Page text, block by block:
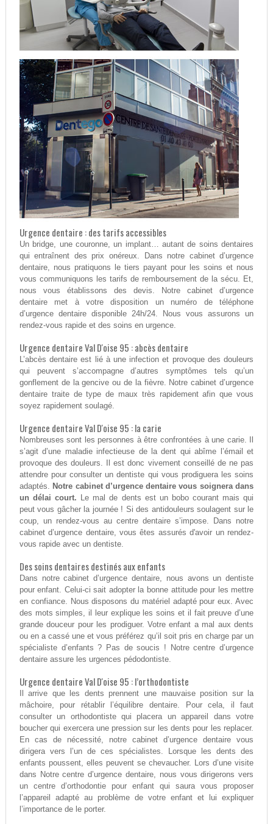
Urgence dentaire : des tarifs accessibles
Un bridge, une couronne, un implant… autant de soins dentaires
qui entraînent des prix onéreux. Dans notre cabinet d’urgence
dentaire, nous pratiquons le tiers payant pour les soins et nous
vous communiquons les tarifs de remboursement de la sécu. Et,
nous vous établissons des devis. Notre cabinet d’urgence
dentaire met à votre disposition un numéro de téléphone
d’urgence dentaire disponible 24h/24. Nous vous assurons un
rendez-vous rapide et des soins en urgence.
Urgence dentaire Val D'oise 95 : abcès dentaire
L’abcès dentaire est lié à une infection et provoque des douleurs
qui peuvent s’accompagne d’autres symptômes tels qu’un
gonflement de la gencive ou de la fièvre. Notre cabinet d’urgence
dentaire traite de type de maux très rapidement afin que vous
soyez rapidement soulagé.
Urgence dentaire Val D'oise 95 : la carie
Nombreuses sont les personnes à être confrontées à une carie. Il
s’agit d’une maladie infectieuse de la dent qui abîme l’émail et
provoque des douleurs. Il est donc vivement conseillé de ne pas
attendre pour consulter un dentiste qui vous prodiguera les soins
adaptés. Notre cabinet d’urgence dentaire vous soignera dans
un délai court. Le mal de dents est un bobo courant mais qui
peut vous gâcher la journée ! Si des antidouleurs soulagent sur le
coup, un rendez-vous au centre dentaire s’impose. Dans notre
cabinet d’urgence dentaire, vous êtes assurés d'avoir un rendez-
vous rapide avec un dentiste.
Des soins dentaires destinés aux enfants
Dans notre cabinet d’urgence dentaire, nous avons un dentiste
pour enfant. Celui-ci sait adopter la bonne attitude pour les mettre
en confiance. Nous disposons du matériel adapté pour eux. Avec
des mots simples, il leur explique les soins et il fait preuve d’une
grande douceur pour les prodiguer. Votre enfant a mal aux dents
ou en a cassé une et vous préférez qu’il soit pris en charge par un
spécialiste d’enfants ? Pas de soucis ! Notre centre d’urgence
dentaire assure les urgences pédodontiste.
Urgence dentaire Val D'oise 95 : l’orthodontiste
Il arrive que les dents prennent une mauvaise position sur la
mâchoire, pour rétablir l’équilibre dentaire. Pour cela, il faut
consulter un orthodontiste qui placera un appareil dans votre
boucher qui exercera une pression sur les dents pour les replacer.
En cas de nécessité, notre cabinet d’urgence dentaire vous
dirigera vers l’un de ces spécialistes. Lorsque les dents des
enfants poussent, elles peuvent se chevaucher. Lors d’une visite
dans Notre centre d’urgence dentaire, nous vous dirigerons vers
un centre d’orthodontie pour enfant qui saura vous proposer
l’appareil adapté au problème de votre enfant et lui expliquer
l’importance de le porter.